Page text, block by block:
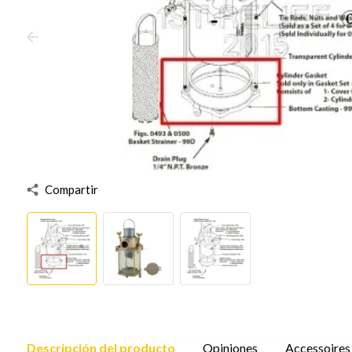
Compartir
Descripción del producto Opiniones Accessoires